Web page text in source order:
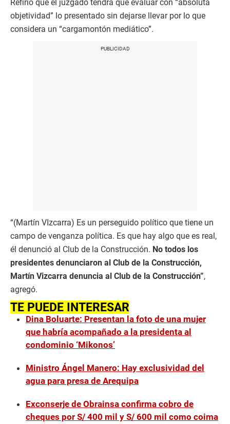
Refirió que el juzgado tendrá que evaluar con “absoluta
objetividad” lo presentado sin dejarse llevar por lo que
considera un “cargamontón mediático”.
“(Martín VIzcarra) Es un perseguido político que tiene un
campo de venganza política. Es que hay algo que es real,
él denunció al Club de la Construcción. No todos los
presidentes denunciaron al Club de la Construcción,
Martín Vizcarra denuncia al Club de la Construcción”,
agregó.
TE PUEDE INTERESAR
Dina Boluarte: Presentan la foto de una mujer
que habría acompañado a la presidenta al
condominio ‘Mikonos’
Ministro Ángel Manero: Hay exclusividad del
agua para presa de Arequipa
Exconserje de Obrainsa confirma cobro de
cheques por S/ 400 mil y S/ 600 mil como coima